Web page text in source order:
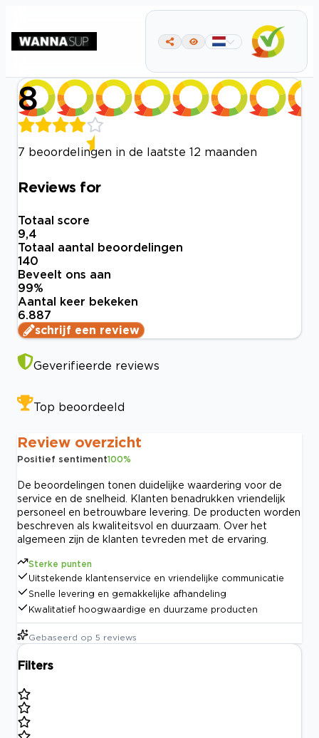
8
7 beoordelingen in de laatste 12 maanden
Reviews for
Totaal score
9,4
Totaal aantal beoordelingen
140
Beveelt ons aan
99%
Aantal keer bekeken
6.887
schrijf een review
Geverifieerde reviews
Top beoordeeld
Review overzicht
Positief sentiment100%
De beoordelingen tonen duidelijke waardering voor de
service en de snelheid. Klanten benadrukken vriendelijk
personeel en betrouwbare levering. De producten worden
beschreven als kwaliteitsvol en duurzaam. Over het
algemeen zijn de klanten tevreden met de ervaring.
Sterke punten
Uitstekende klantenservice en vriendelijke communicatie
Snelle levering en gemakkelijke afhandeling
Kwalitatief hoogwaardige en duurzame producten
Gebaseerd op 5 reviews
Filters